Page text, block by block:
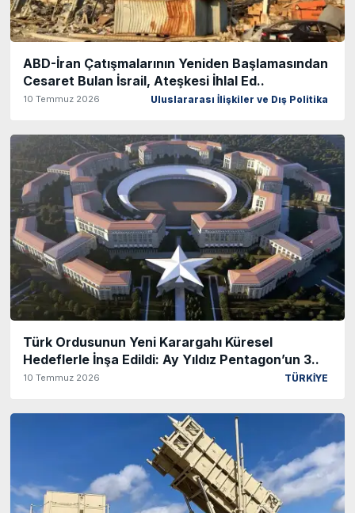
ABD-İran Çatışmalarının Yeniden Başlamasından
Cesaret Bulan İsrail, Ateşkesi İhlal Ed..
10 Temmuz 2026 Uluslararası İlişkiler ve Dış Politika
Türk Ordusunun Yeni Karargahı Küresel
Hedeflerle İnşa Edildi: Ay Yıldız Pentagon’un 3..
10 Temmuz 2026 TÜRKİYE